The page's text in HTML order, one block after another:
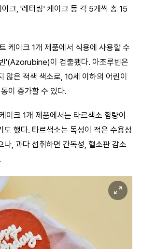
크, '레터링' 케이크 등 각 5개씩 총 15
케이크 1개 제품에서 식용에 사용할 수
'(Azorubine)이 검출됐다. 아조루빈은
않은 적색 색소로, 10세 이하의 어린이
이 증가할 수 있다.
이크 1개 제품에서는 타르색소 함량이
도 했다. 타르색소는 독성이 적은 수용성
나, 과다 섭취하면 간독성, 혈소판 감소